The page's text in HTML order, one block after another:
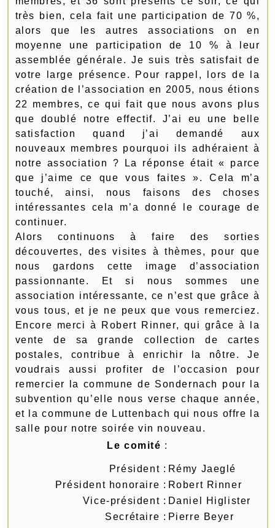
très bien, cela fait une participation de 70 %,
alors que les autres associations on en
moyenne une participation de 10 % à leur
assemblée générale. Je suis très satisfait de
votre large présence. Pour rappel, lors de la
création de l’association en 2005, nous étions
22 membres, ce qui fait que nous avons plus
que doublé notre effectif. J’ai eu une belle
satisfaction quand j’ai demandé aux
nouveaux membres pourquoi ils adhéraient à
notre association ? La réponse était « parce
que j’aime ce que vous faites ». Cela m’a
touché, ainsi, nous faisons des choses
intéressantes cela m’a donné le courage de
continuer.
Alors continuons à faire des sorties
découvertes, des visites à thèmes, pour que
nous gardons cette image d’association
passionnante. Et si nous sommes une
association intéressante, ce n’est que grâce à
vous tous, et je ne peux que vous remerciez.
Encore merci à Robert Rinner, qui grâce à la
vente de sa grande collection de cartes
postales, contribue à enrichir la nôtre. Je
voudrais aussi profiter de l’occasion pour
remercier la commune de Sondernach pour la
subvention qu’elle nous verse chaque année,
et la commune de Luttenbach qui nous offre la
salle pour notre soirée vin nouveau.
Le comité :
Président : Rémy Jaeglé
Président honoraire : Robert Rinner
Vice-président : Daniel Higlister
Secrétaire : Pierre Beyer